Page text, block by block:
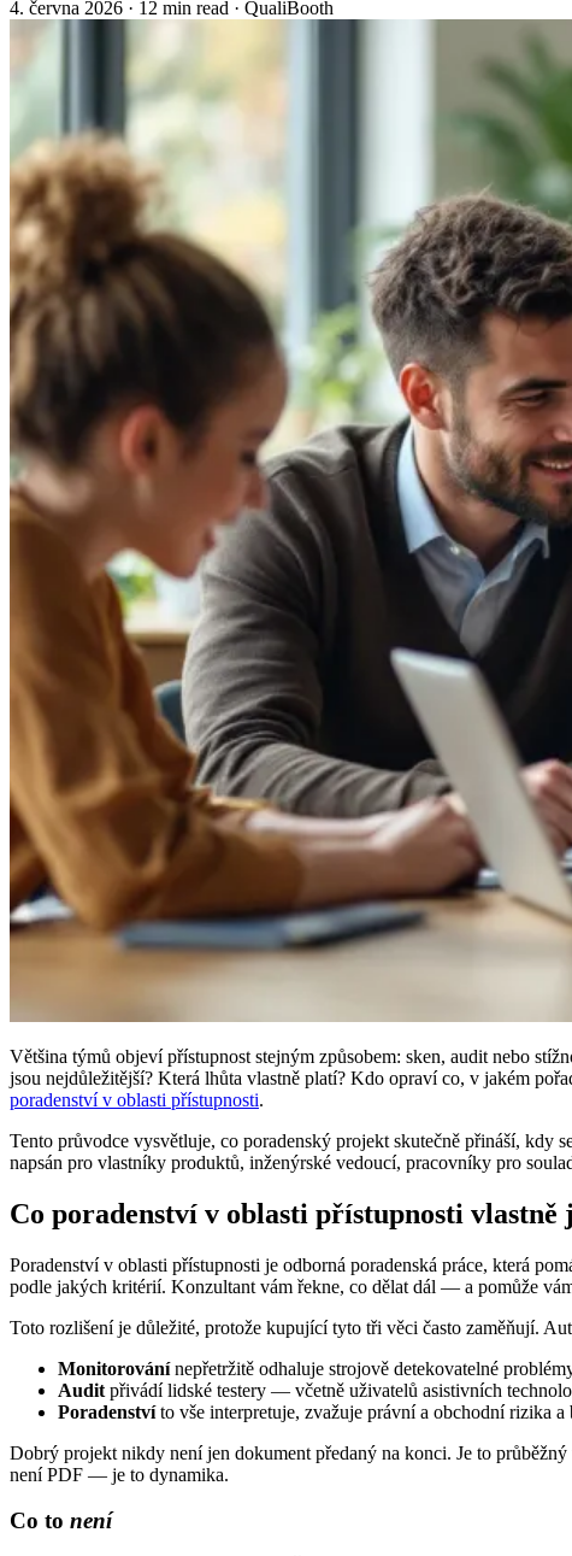
4. června 2026 · 12 min read · QualiBooth
Většina týmů objeví přístupnost stejným způsobem: sken, audit nebo
jsou nejdůležitější? Která lhůta vlastně platí? Kdo opraví co, v jakém
poradenství v oblasti přístupnosti.
Tento průvodce vysvětluje, co poradenský projekt skutečně přináší, kdy
napsán pro vlastníky produktů, inženýrské vedoucí, pracovníky pro
Co poradenství v oblasti přístupnosti vlastně
Poradenství v oblasti přístupnosti je odborná poradenská práce, která
podle jakých kritérií. Konzultant vám řekne, co dělat dál — a pomůže
Toto rozlišení je důležité, protože kupující tyto tři věci často zaměňují.
Monitorovánínepřetržitě odhaluje strojově detekovatelné
Audit přivádí lidské testery — včetně uživatelů asistivních
Poradenstvíto vše interpretuje, zvažuje právní a obchodní rizika
Dobrý projekt nikdy není jen dokument předaný na konci. Je to
není PDF — je to dynamika.
Co to není